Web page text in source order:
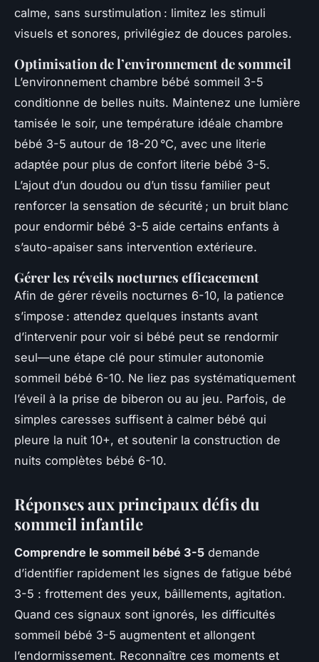
calme, sans surstimulation : limitez les stimuli
visuels et sonores, privilégiez de douces paroles.
Optimisation de l’environnement de sommeil
L’environnement chambre bébé sommeil 3-5
conditionne de belles nuits. Maintenez une lumière
tamisée le soir, une température idéale chambre
bébé 3-5 autour de 18-20 °C, avec une literie
adaptée pour plus de confort literie bébé 3-5.
L’ajout d’un doudou ou d’un tissu familier peut
renforcer la sensation de sécurité ; un bruit blanc
pour endormir bébé 3-5 aide certains enfants à
s’auto-apaiser sans intervention extérieure.
Gérer les réveils nocturnes efficacement
Afin de gérer réveils nocturnes 6-10, la patience
s’impose : attendez quelques instants avant
d’intervenir pour voir si bébé peut se rendormir
seul—une étape clé pour stimuler autonomie
sommeil bébé 6-10. Ne liez pas systématiquement
l’éveil à la prise de biberon ou au jeu. Parfois, de
simples caresses suffisent à calmer bébé qui
pleure la nuit 10+, et soutenir la construction de
nuits complètes bébé 6-10.
Réponses aux principaux défis du
sommeil infantile
Comprendre le sommeil bébé 3-5 demande
d’identifier rapidement les signes de fatigue bébé
3-5 : frottement des yeux, bâillements, agitation.
Quand ces signaux sont ignorés, les difficultés
sommeil bébé 3-5 augmentent et allongent
l’endormissement. Reconnaître ces moments et